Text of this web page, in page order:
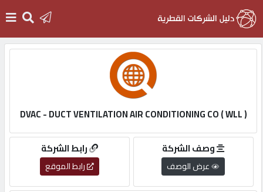
التسجيل
English
DVAC - DUCT VENTILATION AIR CONDITIONING CO ( WLL )
رابط الشركة
رابط الموقع
وصف الشركة
عرض الوصف